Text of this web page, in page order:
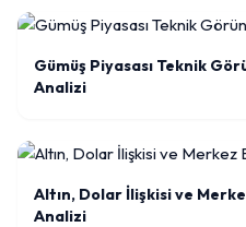
Gümüş Piyasası Teknik
Analizi
Altın, Dolar İlişkisi ve
Analizi